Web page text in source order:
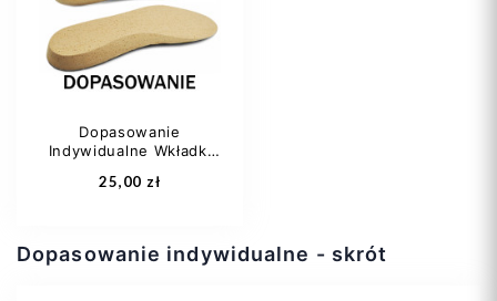
Dopasowanie indywidualne - skrót
Dopasowanie
Indywidualne Wkładki
25,00 zł